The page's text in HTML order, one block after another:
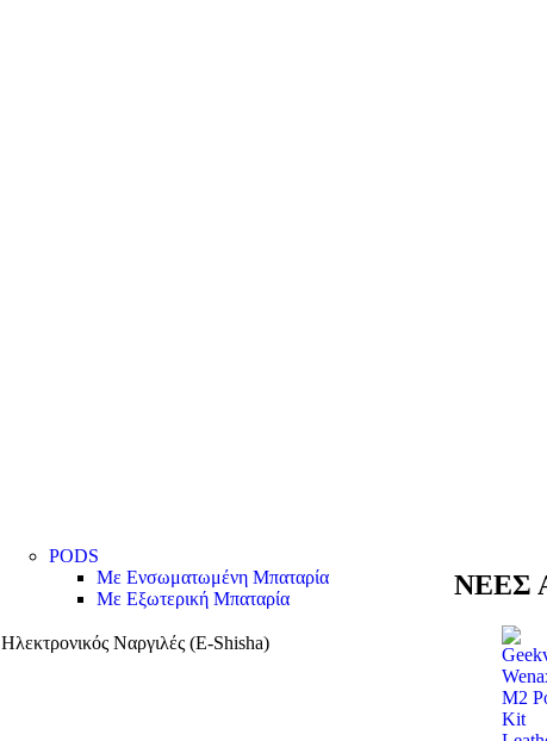
PODS
Με Ενσωματωμένη Μπαταρία
Με Εξωτερική Μπαταρία
Ηλεκτρονικός Ναργιλές (E-Shisha)
ΝΕΕΣ